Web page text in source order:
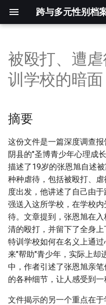
跨与多元性别档
入
以
开
搜
索
摘要
正文
被殴打、遭
训学校的暗面
摘要
这份文件是一篇深度调查
阴县的"圣博青少年心理成
描述了19岁的张恩旭自述
种种虐待，包括被殴打、
度出发，他讲述了自己由
强送入这所学校，在学校
待。文章提到，张恩旭在
清的殴打，并留下了全身
特训学校如何在名义上通
来"帮助"青少年，实际上却
中，作者引述了张恩旭亲
的各种细节，让人感受到一
文件揭示的另一个重点在